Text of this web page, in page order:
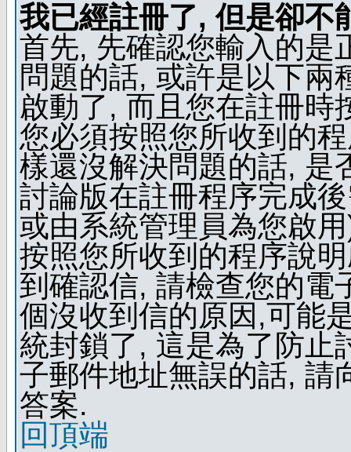
我已經註冊了, 但是卻不
首先, 先確認您輸入的是
問題的話, 或許是以下兩
啟動了, 而且您在註冊時
您必須按照您所收到的
樣還沒解決問題的話, 是
討論版在註冊程序完成
或由系統管理員為您啟
按照您所收到的程序說
到確認信, 請檢查您的電
個沒收到信的原因,可能
統封鎖了, 這是為了防止
子郵件地址無誤的話, 請
答案.
回頂端